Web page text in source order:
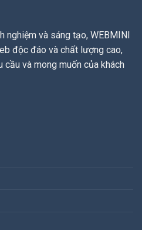
nghiệm và sáng tạo, WEBMINI
độc đáo và chất lượng cao,
cầu và mong muốn của khách